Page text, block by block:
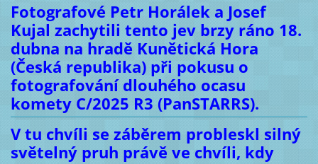
Fotografové Petr Horálek a Josef
Kujal zachytili tento jev brzy ráno 18.
dubna na hradě Kunětická Hora
(Česká republika) při pokusu o
fotografování dlouhého ocasu
komety C/2025 R3 (PanSTARRS).
V tu chvíli se záběrem probleskl silný
světelný pruh právě ve chvíli, kdy